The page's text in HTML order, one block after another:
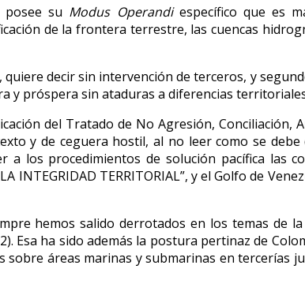
su Modus Operandiespecífico que es
de la frontera terrestre, las cuencas
decir sin intervención de terceros, y
y próspera sin ataduras a diferencias
del Tratado de No Agresión, Conciliación,
y de ceguera hostil, al no leer como se
los procedimientos de solución pacífica las
INTEGRIDAD TERRITORIAL”, y el Golfo de
hemos salido derrotados en los temas de
Esa ha sido además la postura pertinaz de
áreas marinas y submarinas en tercerías